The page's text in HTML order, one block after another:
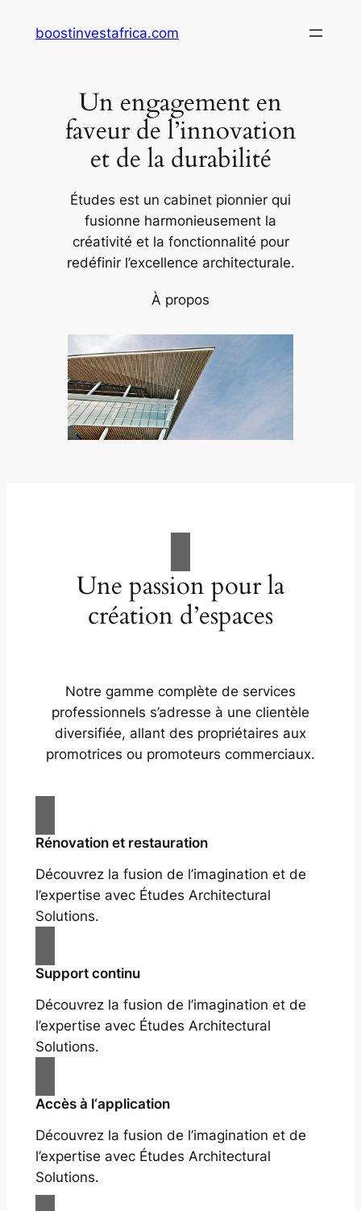
boostinvestafrica.com
Un engagement en
faveur de l’innovation
et de la durabilité
Études est un cabinet pionnier qui
fusionne harmonieusement la
créativité et la fonctionnalité pour
redéfinir l’excellence architecturale.
À propos
Une passion pour la
création d’espaces
Notre gamme complète de services
professionnels s’adresse à une clientèle
diversifiée, allant des propriétaires aux
promotrices ou promoteurs commerciaux.
Rénovation et restauration
Découvrez la fusion de l’imagination et de
l’expertise avec Études Architectural
Solutions.
Support continu
Découvrez la fusion de l’imagination et de
l’expertise avec Études Architectural
Solutions.
Accès à l‘application
Découvrez la fusion de l’imagination et de
l’expertise avec Études Architectural
Solutions.